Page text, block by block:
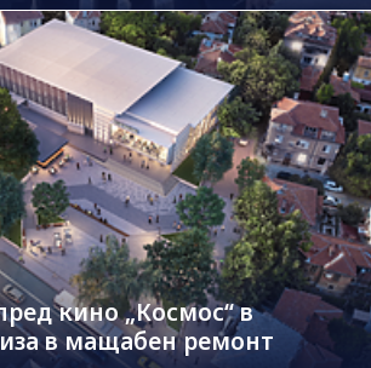
кино „Космос“ в
в мащабен ремонт